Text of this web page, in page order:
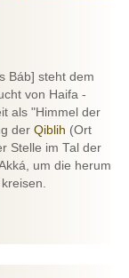
Báb] steht dem
von Haifa -
als "Himmel der
derQiblih (Ort
Stelle im Tal der
um die herum